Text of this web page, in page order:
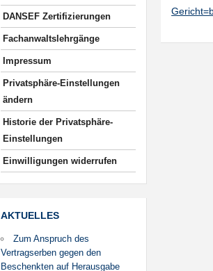
DANSEF Zertifizierungen
Fachanwaltslehrgänge
Impressum
Privatsphäre-Einstellungen
ändern
Historie der Privatsphäre-
Einstellungen
Einwilligungen widerrufen
AKTUELLES
Zum Anspruch des
Vertragserben gegen den
Beschenkten auf Herausgabe